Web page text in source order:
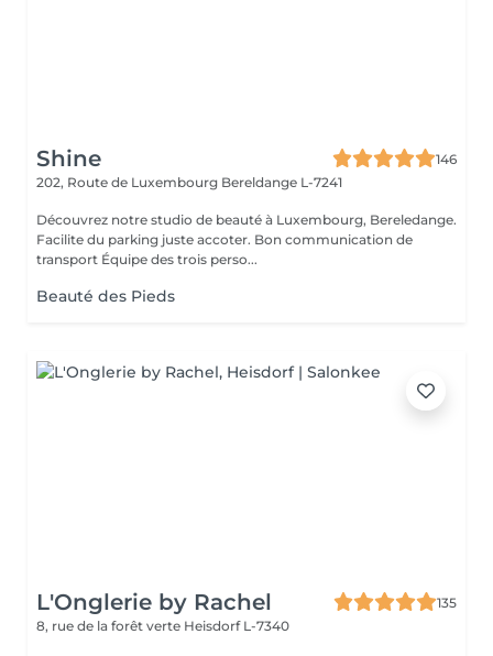
Shine
146
202, Route de Luxembourg Bereldange L-7241
Découvrez notre studio de beauté à Luxembourg, Bereledange.
Facilite du parking juste accoter. Bon communication de
transport Équipe des trois perso...
Beauté des Pieds
L'Onglerie by Rachel
135
8, rue de la forêt verte Heisdorf L-7340